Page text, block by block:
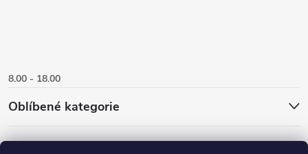
8.00 - 18.00
Oblíbené kategorie